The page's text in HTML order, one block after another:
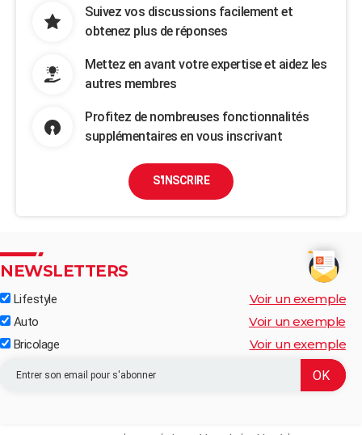
Suivez vos discussions facilement et
obtenez plus de réponses
Mettez en avant votre expertise et aidez les
autres membres
Profitez de nombreuses fonctionnalités
supplémentaires en vous inscrivant
S'INSCRIRE
NEWSLETTERS
Lifestyle Voir un exemple
Auto Voir un exemple
Bricolage Voir un exemple